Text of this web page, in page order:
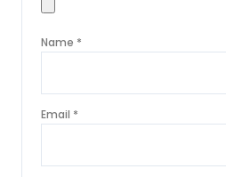
Name *
Email *